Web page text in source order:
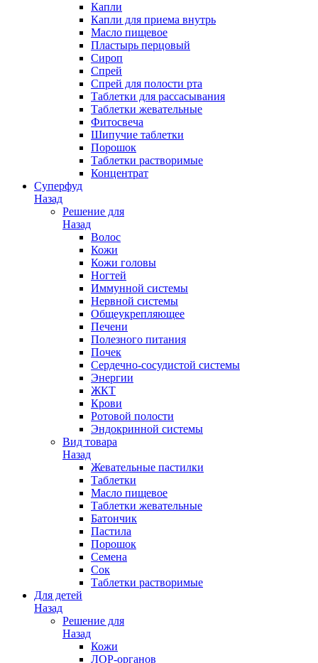
Капли
Капли для приема внутрь
Масло пищевое
Пластырь перцовый
Сироп
Спрей
Спрей для полости рта
Таблетки для рассасывания
Таблетки жевательные
Фитосвеча
Шипучие таблетки
Порошок
Таблетки растворимые
Концентрат
Суперфуд
Назад
Решение для
Назад
Волос
Кожи
Кожи головы
Ногтей
Иммунной системы
Нервной системы
Общеукрепляющее
Печени
Полезного питания
Почек
Сердечно-сосудистой системы
Энергии
ЖКТ
Крови
Ротовой полости
Эндокринной системы
Вид товара
Назад
Жевательные пастилки
Таблетки
Масло пищевое
Таблетки жевательные
Батончик
Пастила
Порошок
Семена
Сок
Таблетки растворимые
Для детей
Назад
Решение для
Назад
Кожи
ЛОР-органов